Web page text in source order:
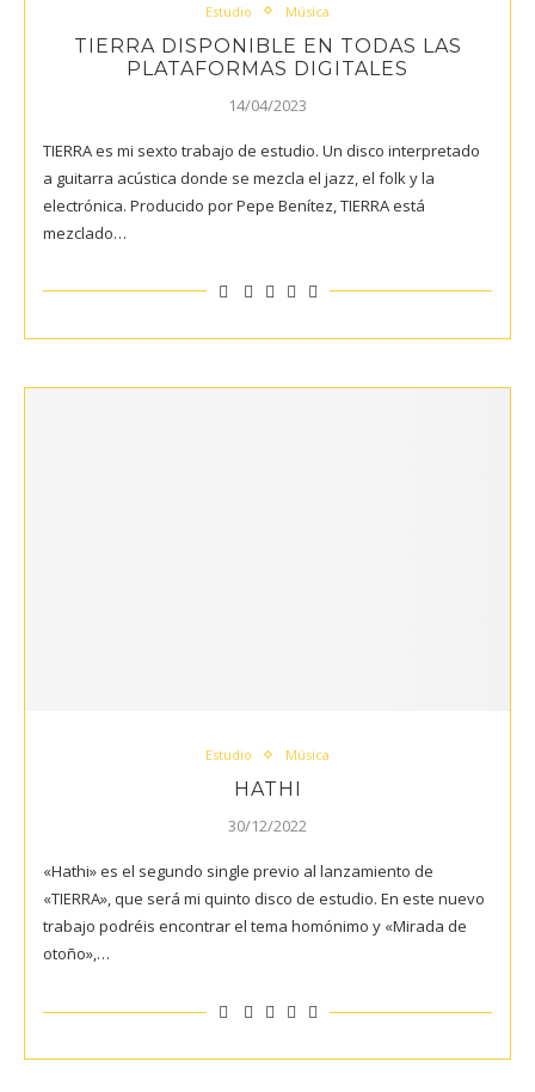
Estudio Música
TIERRA DISPONIBLE EN TODAS LAS
PLATAFORMAS DIGITALES
14/04/2023
TIERRA es mi sexto trabajo de estudio. Un disco interpretado
a guitarra acústica donde se mezcla el jazz, el folk y la
electrónica. Producido por Pepe Benítez, TIERRA está
mezclado…
Estudio Música
HATHI
30/12/2022
«Hathi» es el segundo single previo al lanzamiento de
«TIERRA», que será mi quinto disco de estudio. En este nuevo
trabajo podréis encontrar el tema homónimo y «Mirada de
otoño»,…